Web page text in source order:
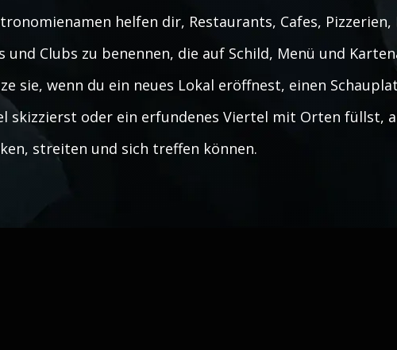
helfen dir, Restaurants, Cafes,
und Clubs zu benennen, die auf Schild, Menü und
sie, wenn du ein neues Lokal eröffnest, einen
skizzierst oder ein erfundenes Viertel mit Orten füllst,
streiten und sich treffen können.